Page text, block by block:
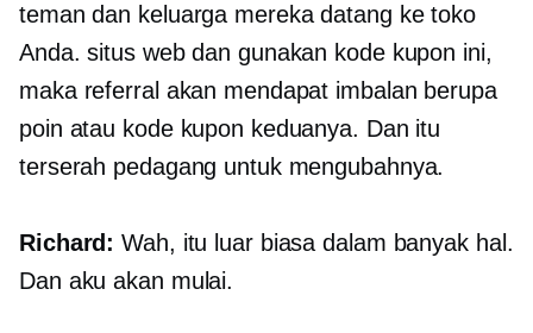
teman dan keluarga mereka datang ke toko
Anda. situs web dan gunakan kode kupon ini,
maka referral akan mendapat imbalan berupa
poin atau kode kupon keduanya. Dan itu
terserah pedagang untuk mengubahnya.
Richard: Wah, itu luar biasa dalam banyak hal.
Dan aku akan mulai.